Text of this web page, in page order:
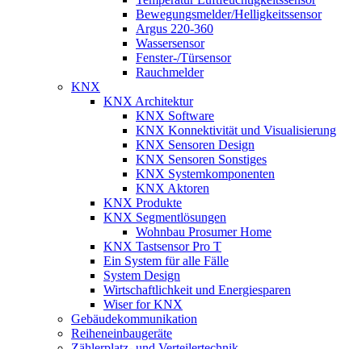
Bewegungsmelder/Helligkeitssensor
Argus 220-360
Wassersensor
Fenster-/Türsensor
Rauchmelder
KNX
KNX Architektur
KNX Software
KNX Konnektivität und Visualisierung
KNX Sensoren Design
KNX Sensoren Sonstiges
KNX Systemkomponenten
KNX Aktoren
KNX Produkte
KNX Segmentlösungen
Wohnbau Prosumer Home
KNX Tastsensor Pro T
Ein System für alle Fälle
System Design
Wirtschaftlichkeit und Energiesparen
Wiser for KNX
Gebäudekommunikation
Reiheneinbaugeräte